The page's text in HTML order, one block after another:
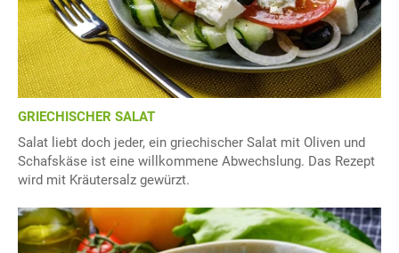
GRIECHISCHER SALAT
Salat liebt doch jeder, ein griechischer Salat mit Oliven und
Schafskäse ist eine willkommene Abwechslung. Das Rezept
wird mit Kräutersalz gewürzt.